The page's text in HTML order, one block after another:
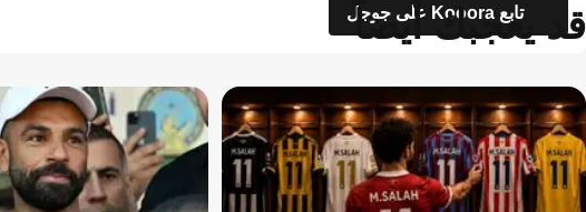
تابع Kooora على جوجل
قد يعجبك أيضاً